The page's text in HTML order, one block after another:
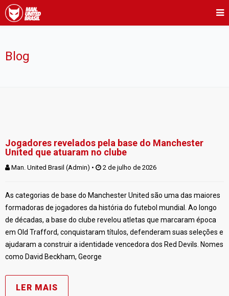
Blog
Jogadores revelados pela base do Manchester
United que atuaram no clube
Man. United Brasil (Admin) • 2 de julho de 2026
As categorias de base do Manchester United são uma das maiores
formadoras de jogadores da história do futebol mundial. Ao longo
de décadas, a base do clube revelou atletas que marcaram época
em Old Trafford, conquistaram títulos, defenderam suas seleções e
ajudaram a construir a identidade vencedora dos Red Devils. Nomes
como David Beckham, George
LER MAIS